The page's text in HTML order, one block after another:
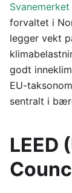
Svanemerket
forvaltet i
legger vekt
godt
EU-
sentralt i
LEED